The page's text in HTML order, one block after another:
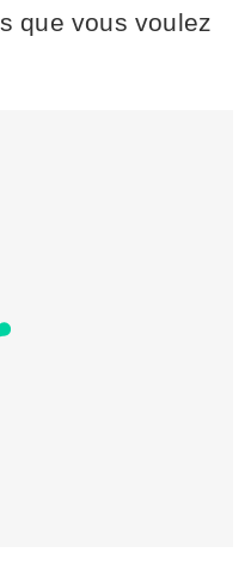
que vous voulez